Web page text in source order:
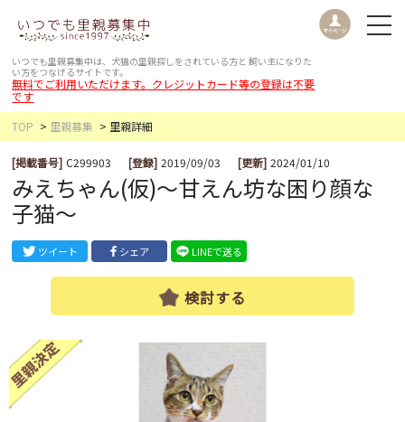
いつでも里親募集中は、犬猫の里親探しをされている方と 飼い主になりた
い方をつなげるサイトです。
無料でご利用いただけます。クレジットカード等の登録は不要
です
TOP
里親募集 里親詳細
[掲載番号] C299903 [登録] 2019/09/03 [更新] 2024/01/10
みえちゃん(仮)〜甘えん坊な困り顔な
子猫〜
ツイート シェア LINEで送る
検討する